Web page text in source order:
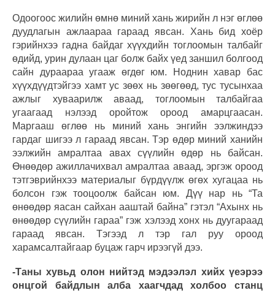
Одоогоос жилийн өмнө миний хань жирийн л нэг өглөө
дуудлагын ажлаараа гараад явсан. Хань бид хоёр
гэрийнхээ гадна байдаг хүүхдийн тоглоомын талбайг
өдийд, урин дулаан цаг болж байх үед заншил болгоод
сайн дураараа угааж өгдөг юм. Ноднин хавар бас
хүүхдүүдтэйгээ хамт ус зөөх нь зөөгөөд, тус тусынхаа
ажлыг хуваарилж аваад, тоглоомын талбайгаа
угаагаад нэлээд оройтож ороод амарцгаасан.
Маргааш өглөө нь миний хань энгийн ээлжиндээ
гардаг шигээ л гараад явсан. Тэр өдөр миний ханийн
ээлжийн амралтаа авах сүүлийн өдөр нь байсан.
Өнөөдөр ажиллачихвал амралтаа аваад, эргэж ороод
тэтгэврийнхээ материалыг бүрдүүлж өгөх хугацаа нь
болсон гэж тооцоолж байсан юм. Дүү нар нь “Та
өнөөдөр яасан сайхан ааштай байна” гэтэл “Ахынх нь
өнөөдөр сүүлийн гараа” гэж хэлээд хонх нь дуугараад
гараад явсан. Тэгээд л тэр гал руу ороод
харамсалтайгаар буцаж гарч ирээгүй дээ.
-Таны хувьд олон нийтэд мэдээлэл хийх үеэрээ
онцгой байдлын алба хаагчдад холбоо станц